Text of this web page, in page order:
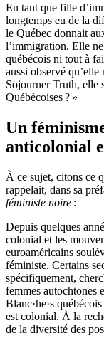
En tant que fille
longtemps eu de la
le Québec donnait
l’immigration. Elle
québécois ni tout à
aussi observé qu’elle
Sojourner Truth, elle
Québécoises ? »
Un
anticolonial
À ce sujet, citons ce
rappelait, dans sa
féministe noire :
Depuis quelques
colonial et les
euroaméricains
féministe. Certains
spécifiquement,
femmes autochtones
Blanc·he·s
est colonial. À la
de la diversité des